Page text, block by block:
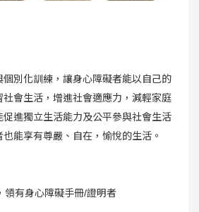
別化訓練，讓身心障礙者能以自己的
會生活，增進社會適應力，減輕家庭
進獨立生活能力及公平參與社會生活
能享有尊嚴、自在，愉悅的生活。
領有身心障礙手冊/證明者